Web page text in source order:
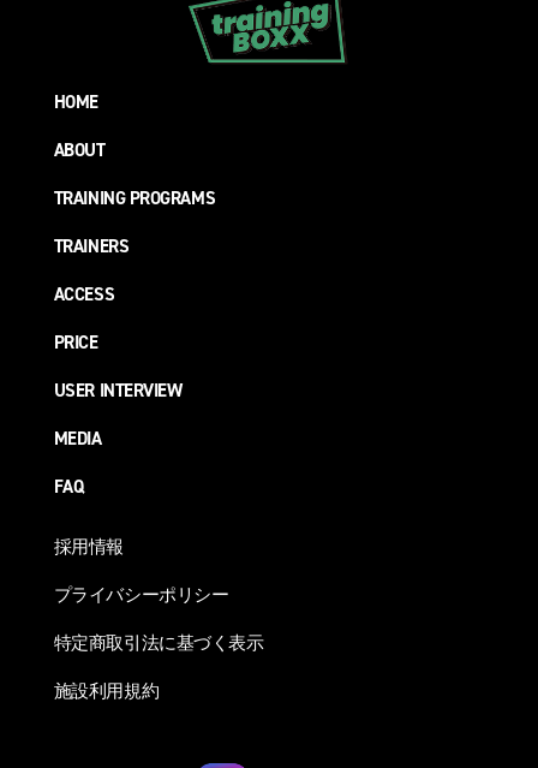
HOME
ABOUT
TRAINING PROGRAMS
TRAINERS
ACCESS
PRICE
USER INTERVIEW
MEDIA
FAQ
採用情報
プライバシーポリシー
特定商取引法に基づく表示
施設利用規約